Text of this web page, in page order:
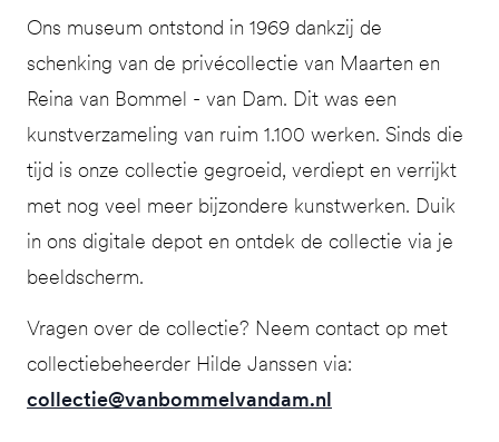
Ons museum ontstond in 1969 dankzij de
schenking van de privécollectie van Maarten en
Reina van Bommel - van Dam. Dit was een
kunstverzameling van ruim 1.100 werken. Sinds die
tijd is onze collectie gegroeid, verdiept en verrijkt
met nog veel meer bijzondere kunstwerken. Duik
in ons digitale depot en ontdek de collectie via je
beeldscherm.
Vragen over de collectie? Neem contact op met
collectiebeheerder Hilde Janssen via:
collectie@vanbommelvandam.nl